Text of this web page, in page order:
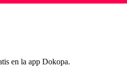
en la app Dokopa.